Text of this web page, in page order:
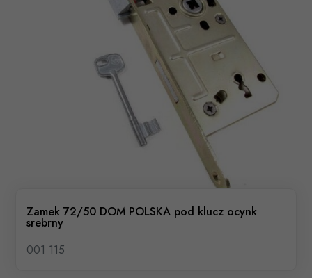
Zamek 72/50 DOM POLSKA pod klucz ocynk
srebrny
001 115